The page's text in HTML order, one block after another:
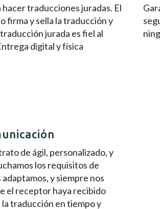
hacer traducciones juradas. El
firma y sella la traducción y
jurada es fiel al
digital y física
de ágil, personalizado, y
los requisitos de
y siempre nos
el receptor haya recibido
traducción en tiempo y